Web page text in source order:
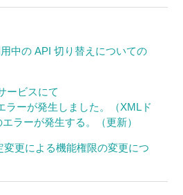
中の API 切り替えについての
ービスにて
ラーが発生しました。（XMLド
ラーが発生する。（更新）
変更による機能権限の変更につ